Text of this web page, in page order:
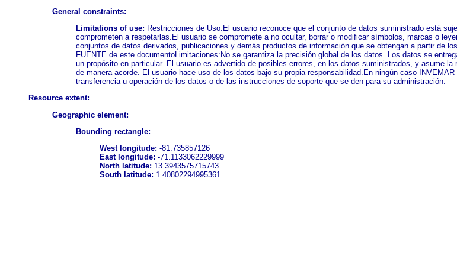
General constraints:
Limitations of use: Restricciones de Uso:El usuario reconoce que el conjunto de datos suministrado está
comprometen a respetarlas.El usuario se compromete a no ocultar, borrar o modificar símbolos, marcas o
conjuntos de datos derivados, publicaciones y demás productos de información que se obtengan a partir de
FUENTE de este documentoLimitaciones:No se garantiza la precisión global de los datos. Los datos se
un propósito en particular. El usuario es advertido de posibles errores, en los datos suministrados, y asume
de manera acorde. El usuario hace uso de los datos bajo su propia responsabilidad.En ningún caso
transferencia u operación de los datos o de las instrucciones de soporte que se den para su administración.
Resource extent:
Geographic element:
Bounding rectangle:
West longitude: -81.735857126
East longitude: -71.1133062229999
North latitude: 13.3943575715743
South latitude: 1.40802294995361